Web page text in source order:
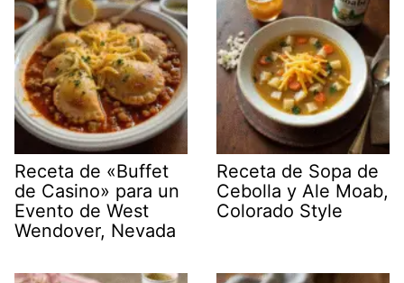
Receta de «Buffet
de Casino» para un
Evento de West
Wendover, Nevada
Receta de Sopa de
Cebolla y Ale Moab,
Colorado Style